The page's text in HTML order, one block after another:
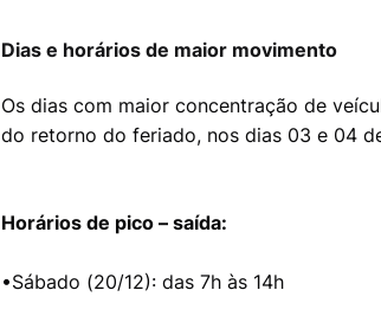
Dias e horários de maior movimento
Os dias com maior concentração de
do retorno do feriado, nos dias 03 e 04
Horários de pico – saída:
•Sábado (20/12): das 7h às 14h